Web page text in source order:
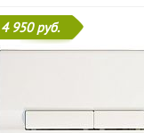
4 950 руб.